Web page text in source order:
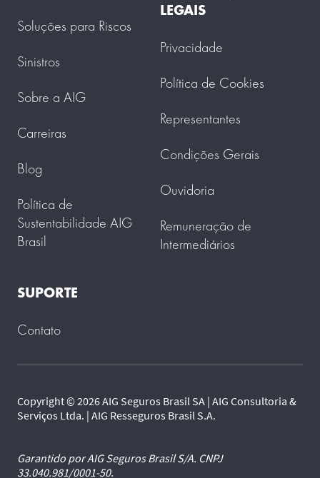
Soluções para Riscos
Sinistros
Sobre a AIG
Carreiras
Blog
Política de
Sustentabilidade AIG
Brasil
LEGAIS
Privacidade
Política de Cookies
Representantes
Condições Gerais
Ouvidoria
Remuneração de
Intermediários
SUPORTE
Contato
Copyright © 2026 AIG Seguros Brasil SA | AIG Consultoria &
Serviços Ltda. | AIG Resseguros Brasil S.A.
Garantido por AIG Seguros Brasil S/A. CNPJ
33.040.981/0001-50.